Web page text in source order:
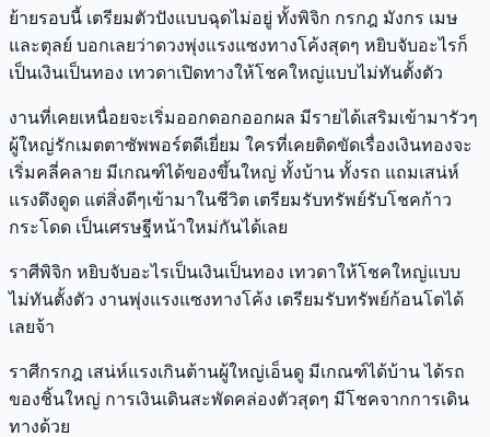
ย้ายรอบนี้ เตรียมตัวปังแบบฉุดไม่อยู่ ทั้งพิจิก กรกฎ มังกร เมษ
และตุลย์ บอกเลยว่าดวงพุ่งแรงแซงทางโค้งสุดๆ หยิบจับอะไรก็
เป็นเงินเป็นทอง เทวดาเปิดทางให้โชคใหญ่แบบไม่ทันตั้งตัว
งานที่เคยเหนื่อยจะเริ่มออกดอกออกผล มีรายได้เสริมเข้ามารัวๆ
ผู้ใหญ่รักเมตตาซัพพอร์ตดีเยี่ยม ใครที่เคยติดขัดเรื่องเงินทองจะ
เริ่มคลี่คลาย มีเกณฑ์ได้ของขึ้นใหญ่ ทั้งบ้าน ทั้งรถ แถมเสน่ห์
แรงดึงดูด แต่สิ่งดีๆเข้ามาในชีวิต เตรียมรับทรัพย์รับโชคก้าว
กระโดด เป็นเศรษฐีหน้าใหม่กันได้เลย
ราศีพิจิก หยิบจับอะไรเป็นเงินเป็นทอง เทวดาให้โชคใหญ่แบบ
ไม่ทันตั้งตัว งานพุ่งแรงแซงทางโค้ง เตรียมรับทรัพย์ก้อนโตได้
เลยจ้า
ราศีกรกฎ เสน่ห์แรงเกินต้านผู้ใหญ่เอ็นดู มีเกณฑ์ได้บ้าน ได้รถ
ของชิ้นใหญ่ การเงินเดินสะพัดคล่องตัวสุดๆ มีโชคจากการเดิน
ทางด้วย